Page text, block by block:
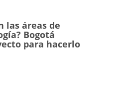
las áreas de
Bogotá
para hacerlo